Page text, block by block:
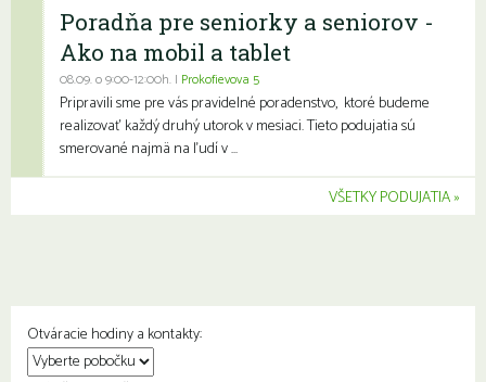
Poradňa pre seniorky a seniorov -
Ako na mobil a tablet
08.09. o 9:00-12:00h. | Prokofievova 5
Pripravili sme pre vás pravidelné poradenstvo, ktoré budeme
realizovať každý druhý utorok v mesiaci. Tieto podujatia sú
smerované najmä na ľudí v ...
VŠETKY PODUJATIA
Otváracie hodiny a kontakty: